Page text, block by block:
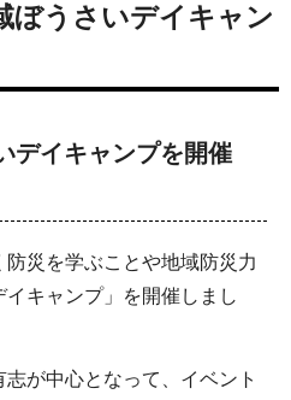
ぼうさいデイキャン
デイキャンプを開催
災を学ぶことや地域防災力
キャンプ」を開催しまし
が中心となって、イベント